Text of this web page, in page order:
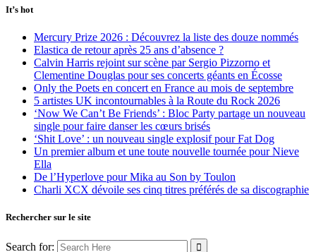
It’s hot
Mercury Prize 2026 : Découvrez la liste des douze nommés
Elastica de retour après 25 ans d’absence ?
Calvin Harris rejoint sur scène par Sergio Pizzorno et
Clementine Douglas pour ses concerts géants en Écosse
Only the Poets en concert en France au mois de septembre
5 artistes UK incontournables à la Route du Rock 2026
‘Now We Can’t Be Friends’ : Bloc Party partage un nouveau
single pour faire danser les cœurs brisés
‘Shit Love’ : un nouveau single explosif pour Fat Dog
Un premier album et une toute nouvelle tournée pour Nieve
Ella
De l’Hyperlove pour Mika au Son by Toulon
Charli XCX dévoile ses cinq titres préférés de sa discographie
Rechercher sur le site
Search for: